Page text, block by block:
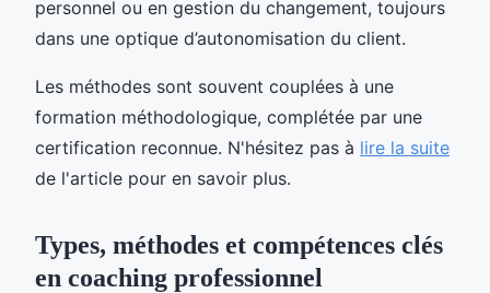
personnel ou en gestion du changement, toujours
dans une optique d’autonomisation du client.
Les méthodes sont souvent couplées à une
formation méthodologique, complétée par une
certification reconnue. N'hésitez pas à lire la suite
de l'article pour en savoir plus.
Types, méthodes et compétences clés
en coaching professionnel